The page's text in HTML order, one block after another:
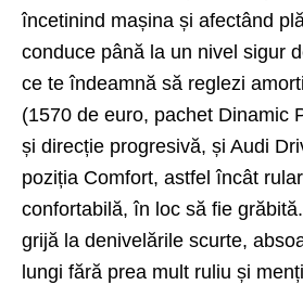
încetinind mașina și afectând
conduce până la un nivel sigur
ce te îndeamnă să reglezi
(1570 de euro, pachet Dinamic
și direcție progresivă, și Audi
poziția Comfort, astfel încât
confortabilă, în loc să fie
grijă la denivelările scurte,
lungi fără prea mult ruliu și